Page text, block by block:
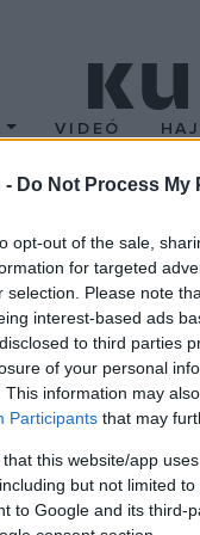
- Do Not Process
opt-out of the sale,
for targeted
selection. Please note
interest-based ads
to third parties
of your personal
This information may
Participants that may
that this website/app
but not limited
to Google and its third-
VIDEÓ
készült
hangulatú
vezető zöld
áprilisban kijött